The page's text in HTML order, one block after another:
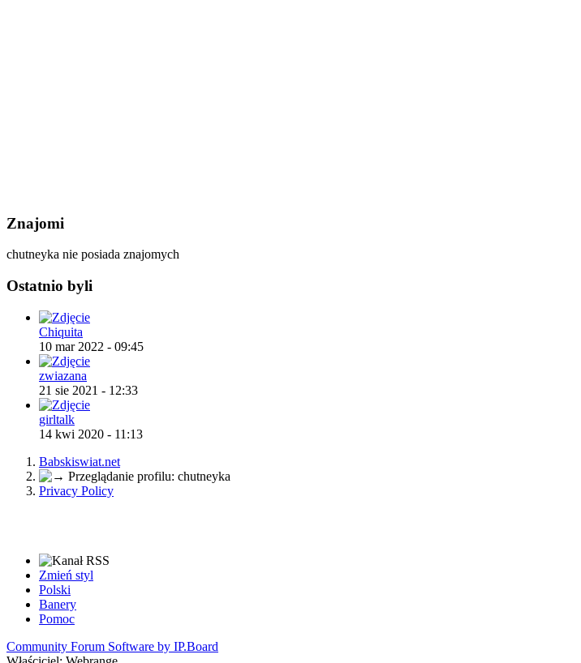
Znajomi
chutneyka nie posiada znajomych
Ostatnio byli
Chiquita
10 mar 2022 - 09:45
zwiazana
21 sie 2021 - 12:33
girltalk
14 kwi 2020 - 11:13
Babskiswiat.net
Przeglądanie profilu: chutneyka
Privacy Policy
Zmień styl
Polski
Banery
Pomoc
Community Forum Software by IP.Board